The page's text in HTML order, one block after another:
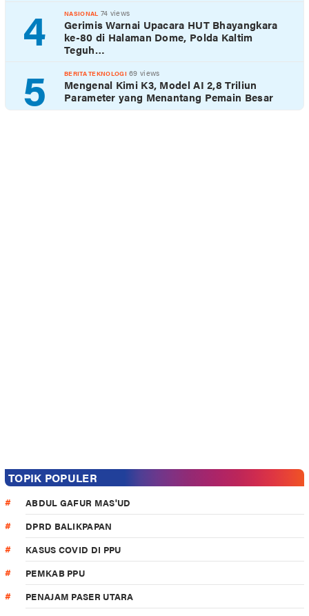
4
NASIONAL 74 views
Gerimis Warnai Upacara HUT Bhayangkara
ke-80 di Halaman Dome, Polda Kaltim
Teguh…
5 BERITA TEKNOLOGI 69 views
Mengenal Kimi K3, Model AI 2,8 Triliun
Parameter yang Menantang Pemain Besar
TOPIK POPULER
ABDUL GAFUR MAS'UD
DPRD BALIKPAPAN
KASUS COVID DI PPU
PEMKAB PPU
PENAJAM PASER UTARA